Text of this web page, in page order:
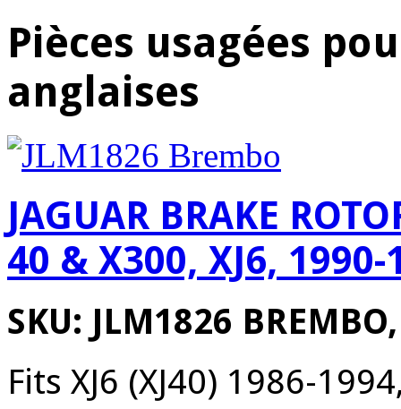
Pièces usagées
anglaises
JAGUAR BRAKE
40 & X300, XJ6, 1990-
SKU: JLM1826
Fits XJ6 (XJ40) 1986-